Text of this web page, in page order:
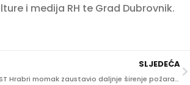
i medija RH te Grad Dubrovnik.
SLJEDEĆA
SVAKA ČAST Hrabri momak zaustavio daljnje širenje požara na Dubcu prije nego su stigli vatrogasci